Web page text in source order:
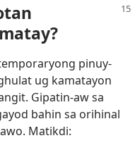
pinuy-
ug kamatayon
Gipatin-aw sa
bahin sa orihinal
Matikdi: